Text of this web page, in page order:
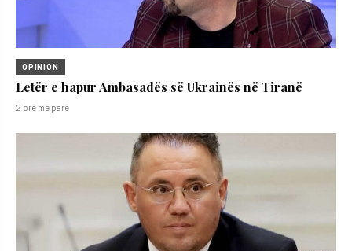
OPINION
Letër e hapur Ambasadës së Ukrainës në Tiranë
2 orë më parë